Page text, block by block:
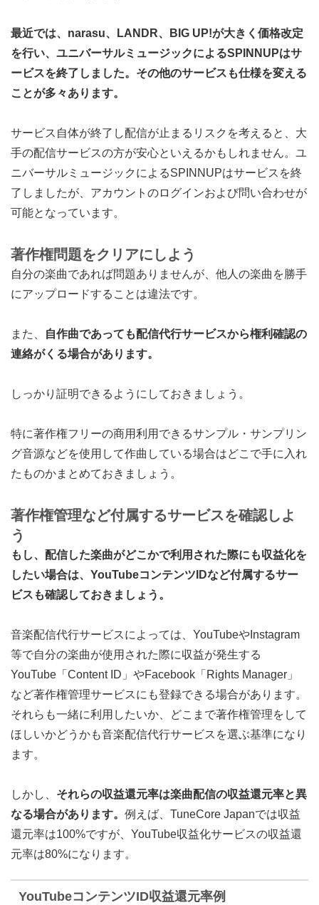
最近では、narasu、LANDR、BIG UP!が大きく価格改定
を行い、ユニバーサルミュージックによるSPINNUPはサ
ービスを終了しました。その他のサービスも仕様を変える
ことが多々あります。
サービス自体が終了し配信が止まるリスクを考えると、大
手の配信サービスの方が安心といえるかもしれません。ユ
ニバーサルミュージックによるSPINNUPはサービスを終
了しましたが、アカウントのログインおよび問い合わせが
可能となっています。
著作権問題をクリアにしよう
自分の楽曲であれば問題ありませんが、他人の楽曲を勝手
にアップロードすることは違法です。
また、
自作曲であっても配信代行サービスから権利確認の
連絡がくる場合があります。
しっかり証明できるようにしておきましょう。
特に著作権フリーの商用利用できるサンプル・サンプリン
グ音源などを使用して作曲している場合はどこで手に入れ
たものかまとめておきましょう。
著作権管理など付属するサービスを確認しよ
う
もし、配信した楽曲がどこかで利用された際にも収益化を
したい場合は、YouTubeコンテンツIDなど付属するサー
ビスも確認しておきましょう。
音楽配信代行サービスによっては、YouTubeやInstagram
等で自分の楽曲が使用された際に収益が発生する
YouTube「Content ID」やFacebook「Rights Manager」
など著作権管理サービスにも登録できる場合があります。
それらも一緒に利用したいか、どこまで著作権管理をして
ほしいかどうかも音楽配信代行サービスを選ぶ基準になり
ます。
しかし、 それらの収益還元率は楽曲配信の収益還元率と異
なる場合があります。 例えば、TuneCore Japanでは収益
還元率は100%ですが、YouTube収益化サービスの収益還
元率は80%になります。
YouTubeコンテンツID収益還元率例